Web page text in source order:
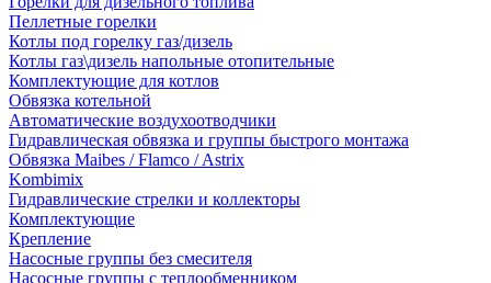
Пеллетные горелки
Котлы под горелку газ/дизель
Котлы газ\дизель напольные отопительные
Комплектующие для котлов
Обвязка котельной
Автоматические воздухоотводчики
Гидравлическая обвязка и группы быстрого монтажа
Обвязка Maibes / Flamco / Astrix
Kombimix
Гидравлические стрелки и коллекторы
Комплектующие
Крепление
Насосные группы без смесителя
Насосные группы с теплообменником